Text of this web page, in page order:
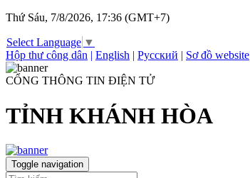
Thứ Sáu, 7/8/2026, 17:36 (GMT+7)
Select Language ▼
Hộp thư công dân | English | Русский | Sơ đồ website
CỔNG THÔNG TIN ĐIỆN TỬ
TỈNH KHÁNH HÒA
Toggle navigation